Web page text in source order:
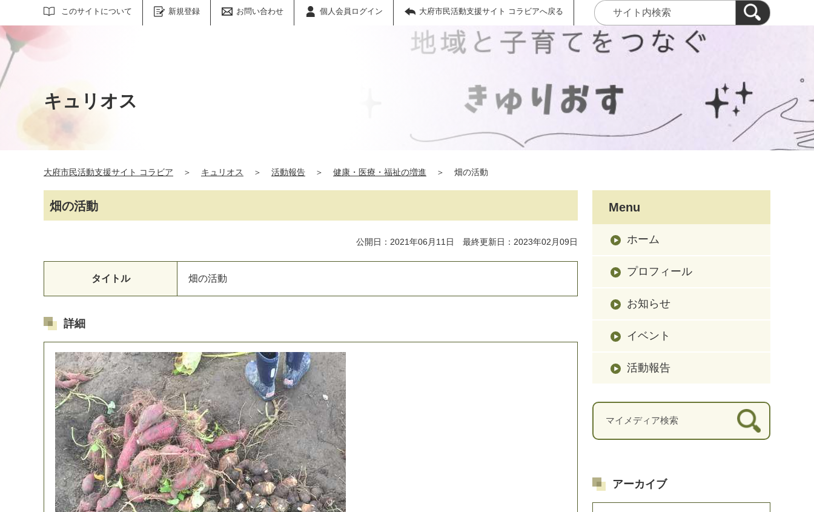
このサイトについて 新規登録 お問い合わせ 個人会員ログイン 大府市民活動支援サイト コラビアへ戻る
サイト内検索
キュリオス
大府市民活動支援サイト コラビア ＞ キュリオス ＞ 活動報告 ＞ 健康・医療・福祉の増進 ＞ 畑の活動
畑の活動
公開日：2021年06月11日 最終更新日：2023年02月09日
タイトル 畑の活動
詳細
Menu
ホーム
プロフィール
お知らせ
イベント
活動報告
マイメディア検索
アーカイブ